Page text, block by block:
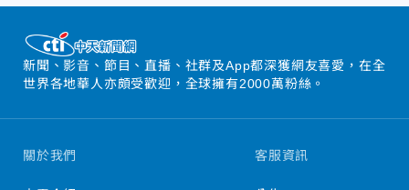
新聞、影音、節目、直播、社群及App都深獲網友喜愛，在全
世界各地華人亦頗受歡迎，全球擁有2000萬粉絲。
關於我們 客服資訊